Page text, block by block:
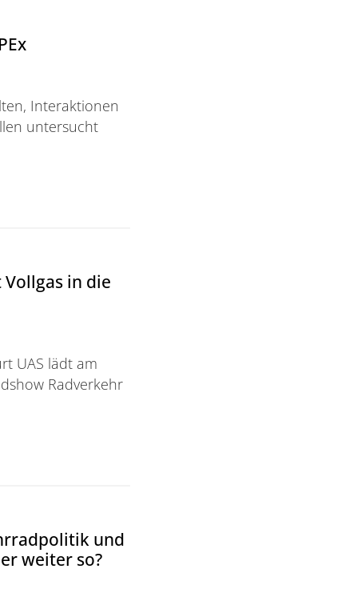
Interaktionen
untersucht
in die
UAS lädt am
Radverkehr
in die Datenkurve
und
weiter so?